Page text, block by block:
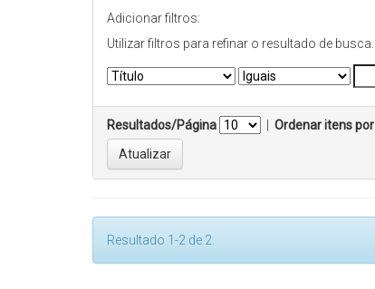
Adicionar filtros:
Utilizar filtros para refinar o resultado de busca.
Resultados/Página Ordenar itens por
Resultado 1-2 de 2.